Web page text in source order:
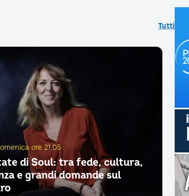
Tutti
ore 21.05
di Soul: tra fede, cultura,
e grandi domande sul